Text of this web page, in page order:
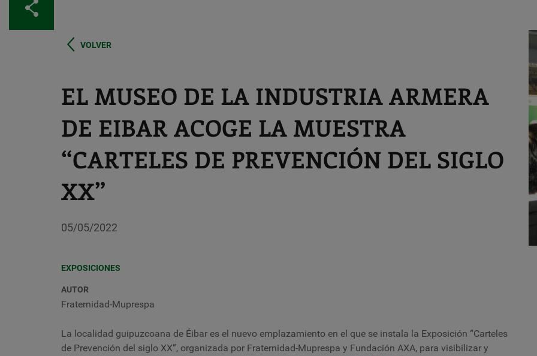
VOLVER
EL MUSEO DE LA INDUSTRIA ARMERA
DE EIBAR ACOGE LA MUESTRA
“CARTELES DE PREVENCIÓN DEL SIGLO
XX”
05/05/2022
EXPOSICIONES
AUTOR
Fraternidad-Muprespa
La localidad guipuzcoana de Éibar es el nuevo emplazamiento en el que se instala la Exposición “Carteles
de Prevención del siglo XX”, organizada por Fraternidad-Muprespa y Fundación AXA, para visibilizar y